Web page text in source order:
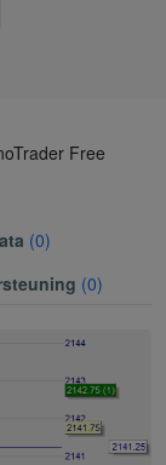
Free
(0)
(0)